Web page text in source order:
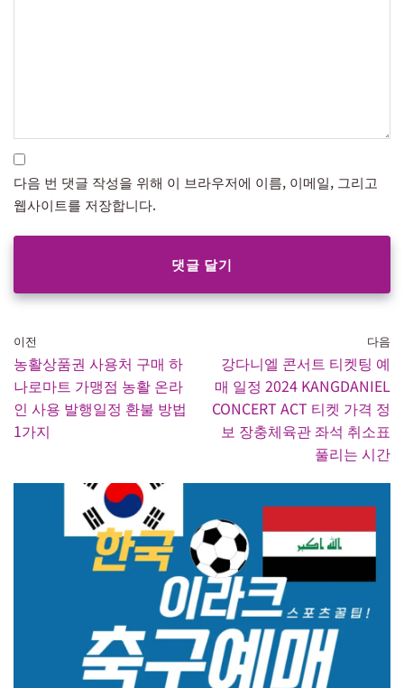
다음 번 댓글 작성을 위해 이 브라우저에 이름, 이메일, 그리고
웹사이트를 저장합니다.
이전
농활상품권 사용처 구매 하
나로마트 가맹점 농활 온라
인 사용 발행일정 환불 방법
1가지
다음
강다니엘 콘서트 티켓팅 예
매 일정 2024 KANGDANIEL
CONCERT ACT 티켓 가격 정
보 장충체육관 좌석 취소표
풀리는 시간